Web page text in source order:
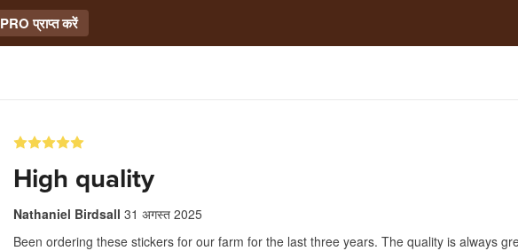
PRO प्राप्त करें
High quality
Nathaniel Birdsall 31 अगस्त 2025
Been ordering these stickers for our farm for the last three years. The quality is always